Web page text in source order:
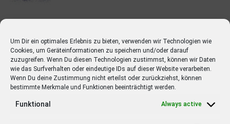
Um Dir ein optimales Erlebnis zu bieten, verwenden wir Technologien wie
Cookies, um Geräteinformationen zu speichern und/oder darauf
zuzugreifen. Wenn Du diesen Technologien zustimmst, können wir Daten
wie das Surfverhalten oder eindeutige IDs auf dieser Website verarbeiten.
Wenn Du deine Zustimmung nicht erteilst oder zurückziehst, können
bestimmte Merkmale und Funktionen beeinträchtigt werden.
Funktional Always active
EMPFOHLEN
STARS 4 years ago
Barbara Schöneberger Moderatorin
von “Verstehen Sie Spaß?”